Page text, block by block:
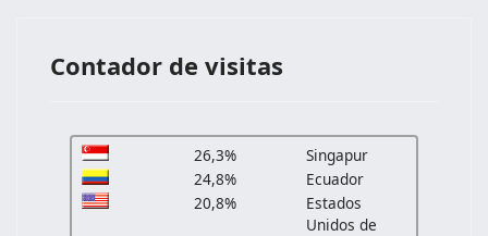
Contador de visitas
26,3%
Singapur
24,8%
Ecuador
20,8%
Estados
Unidos de